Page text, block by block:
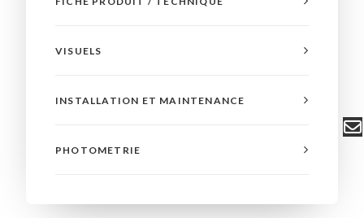
VISUELS
INSTALLATION ET MAINTENANCE
PHOTOMETRIE